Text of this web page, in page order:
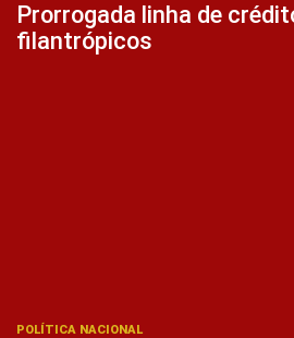
Prorrogada linha de
filantrópicos
POLÍTICA NACIONAL